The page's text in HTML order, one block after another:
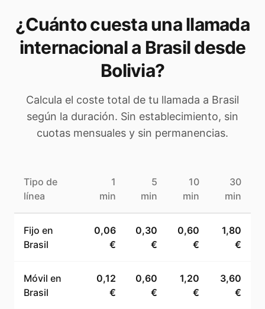
¿Cuánto cuesta una llamada
internacional a Brasildesde
Bolivia?
Calcula el coste total de tu llamada a Brasil
según la duración. Sin establecimiento, sin
cuotas mensuales y sin permanencias.
Tipo de
línea
1
min
5
min
10
min
30
min
Fijo en
Brasil
0,06
€
0,30
€
0,60
€
1,80
€
Móvil en
Brasil
0,12
€
0,60
€
1,20
€
3,60
€